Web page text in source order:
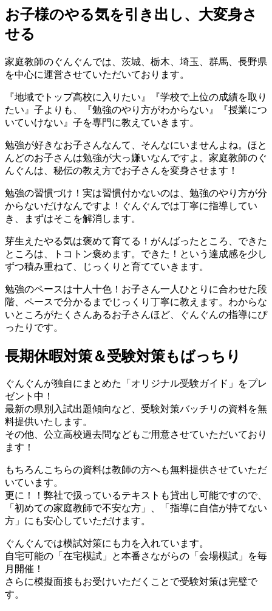
お子様のやる気を引き出し、大変身さ
せる
家庭教師のぐんぐんでは、茨城、栃木、埼玉、群馬、長野県
を中心に運営させていただいております。
『地域でトップ高校に入りたい』『学校で上位の成績を取り
たい』子よりも、『勉強のやり方がわからない』『授業につ
いていけない』子を専門に教えていきます。
勉強が好きなお子さんなんて、そんなにいませんよね。ほと
んどのお子さんは勉強が大っ嫌いなんですよ。家庭教師のぐ
んぐんは、秘伝の教え方でお子さんを変身させます！
勉強の習慣づけ！実は習慣付かないのは、勉強のやり方が分
からないだけなんですよ！ぐんぐんでは丁寧に指導してい
き、まずはそこを解消します。
芽生えたやる気は褒めて育てる！がんばったところ、できた
ところは、トコトン褒めます。できた！という達成感を少し
ずつ積み重ねて、じっくりと育てていきます。
勉強のペースは十人十色！お子さん一人ひとりに合わせた段
階、ペースで分かるまでじっくり丁寧に教えます。わからな
いところがたくさんあるお子さんほど、ぐんぐんの指導にぴ
ったりです。
長期休暇対策＆受験対策もばっちり
ぐんぐんが独自にまとめた「オリジナル受験ガイド」をプレ
ゼント中！
最新の県別入試出題傾向など、受験対策バッチリの資料を無
料提供いたします。
その他、公立高校過去問などもご用意させていただいており
ます！
もちろんこちらの資料は教師の方へも無料提供させていただ
いています。
更に！！弊社で扱っているテキストも貸出し可能ですので、
「初めての家庭教師で不安な方」、「指導に自信が持てない
方」にも安心していただけます。
ぐんぐんでは模試対策にも力を入れています。
自宅可能の「在宅模試」と本番さながらの「会場模試」を毎
月開催！
さらに模擬面接もお受けいただくことで受験対策は完璧で
す。